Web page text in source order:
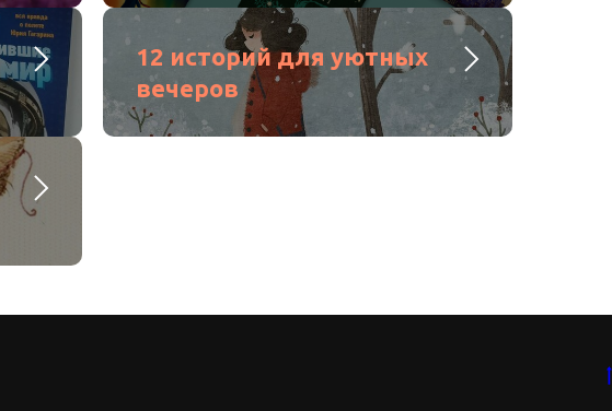
12 историй для уютных
вечеров